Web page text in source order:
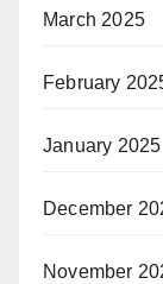
March 2025
February
January 2025
December
November